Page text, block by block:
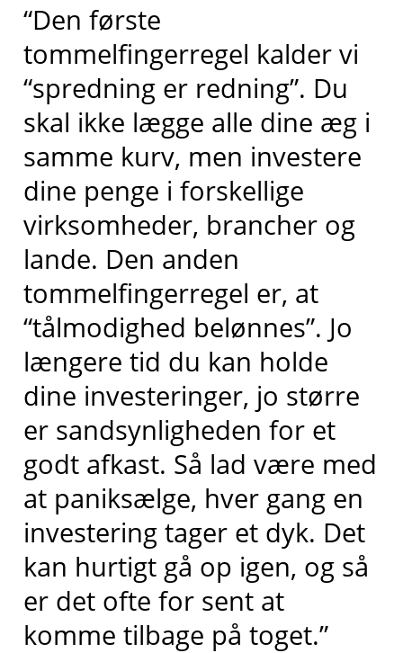
“Den første
tommelfingerregel kalder vi
“spredning er redning”. Du
skal ikke lægge alle dine æg i
samme kurv, men investere
dine penge i forskellige
virksomheder, brancher og
lande. Den anden
tommelfingerregel er, at
“tålmodighed belønnes”. Jo
længere tid du kan holde
dine investeringer, jo større
er sandsynligheden for et
godt afkast. Så lad være med
at paniksælge, hver gang en
investering tager et dyk. Det
kan hurtigt gå op igen, og så
er det ofte for sent at
komme tilbage på toget.”